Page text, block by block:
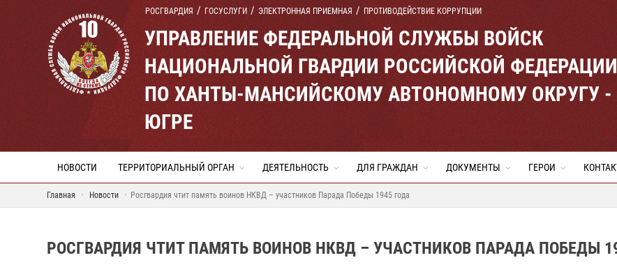
РОСГВАРДИЯ ГОСУСЛУГИ ЭЛЕКТРОННАЯ ПРИЕМНАЯ ПРОТИВОДЕЙСТВИЕ КОРРУПЦИИ
УПРАВЛЕНИЕ ФЕДЕРАЛЬНОЙ СЛУЖБЫ ВОЙСК
НАЦИОНАЛЬНОЙ ГВАРДИИ РОССИЙСКОЙ ФЕДЕРАЦИИ
ПО ХАНТЫ-МАНСИЙСКОМУ АВТОНОМНОМУ ОКРУГУ -
ЮГРЕ
НОВОСТИ ТЕРРИТОРИАЛЬНЫЙ ОРГАН ДЕЯТЕЛЬНОСТЬ ДЛЯ ГРАЖДАН ДОКУМЕНТЫ ГЕРОИ
Главная Новости Росгвардия чтит память воинов НКВД – участников Парада Победы 1945 года
РОСГВАРДИЯ ЧТИТ ПАМЯТЬ ВОИНОВ НКВД – УЧАСТНИКОВ ПАРАДА ПОБЕДЫ